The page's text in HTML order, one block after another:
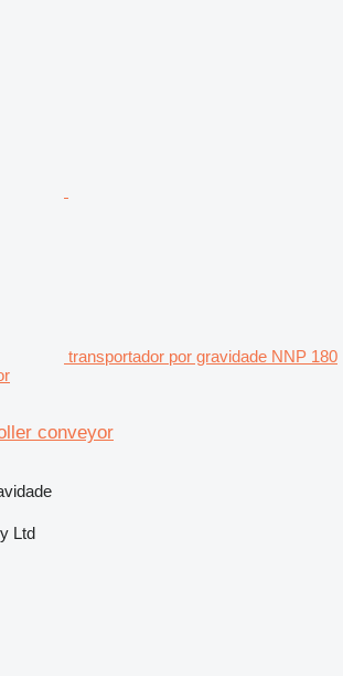
transportador por gravidade NNP 180
conveyor
Ltd